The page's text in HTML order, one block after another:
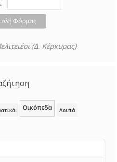
Φόρμας
(Δ. Κέρκυρας)
Οικόπεδα Λοιπά